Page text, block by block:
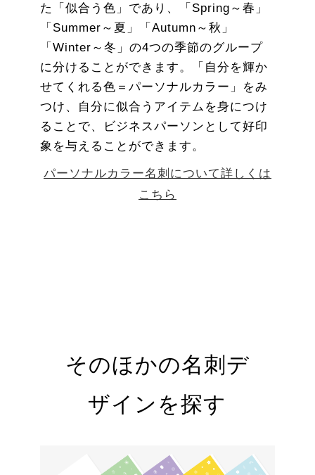
た「似合う色」であり、「Spring～春」
「Summer～夏」「Autumn～秋」
「Winter～冬」の4つの季節のグループ
に分けることができます。「自分を輝か
せてくれる色＝パーソナルカラー」をみ
つけ、自分に似合うアイテムを身につけ
ることで、ビジネスパーソンとして好印
象を与えることができます。
パーソナルカラー名刺について詳しくは
こちら
そのほかの名刺デ
ザインを探す